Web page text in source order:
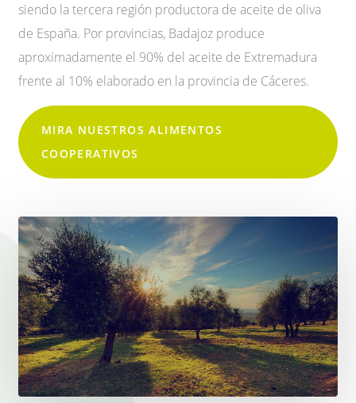
siendo la tercera región productora de aceite de oliva
de España. Por provincias, Badajoz produce
aproximadamente el 90% del aceite de Extremadura
frente al 10% elaborado en la provincia de Cáceres.
MIRA NUESTROS ALIMENTOS
COOPERATIVOS